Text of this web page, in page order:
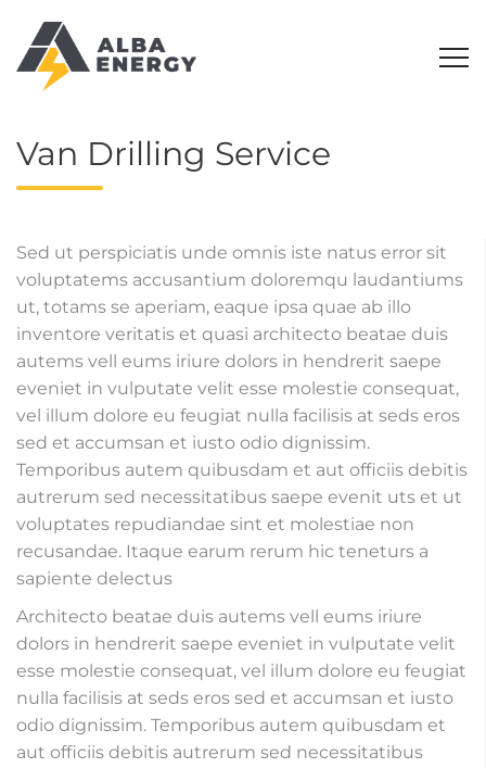
Van Drilling Service
Sed ut perspiciatis unde omnis iste natus error sit
voluptatems accusantium doloremqu laudantiums
ut, totams se aperiam, eaque ipsa quae ab illo
inventore veritatis et quasi architecto beatae duis
autems vell eums iriure dolors in hendrerit saepe
eveniet in vulputate velit esse molestie consequat,
vel illum dolore eu feugiat nulla facilisis at seds eros
sed et accumsan et iusto odio dignissim.
Temporibus autem quibusdam et aut officiis debitis
autrerum sed necessitatibus saepe evenit uts et ut
voluptates repudiandae sint et molestiae non
recusandae. Itaque earum rerum hic teneturs a
sapiente delectus
Architecto beatae duis autems vell eums iriure
dolors in hendrerit saepe eveniet in vulputate velit
esse molestie consequat, vel illum dolore eu feugiat
nulla facilisis at seds eros sed et accumsan et iusto
odio dignissim. Temporibus autem quibusdam et
aut officiis debitis autrerum sed necessitatibus